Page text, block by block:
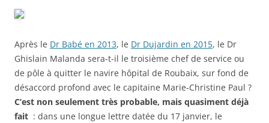
Après le Dr Babé en 2013, le Dr Dujardin en 2015, le Dr
Ghislain Malanda sera-t-il le troisième chef de service ou
de pôle à quitter le navire hôpital de Roubaix, sur fond de
désaccord profond avec le capitaine Marie-Christine Paul ?
C’est non seulement très probable, mais quasiment déjà
fait : dans une longue lettre datée du 17 janvier, le